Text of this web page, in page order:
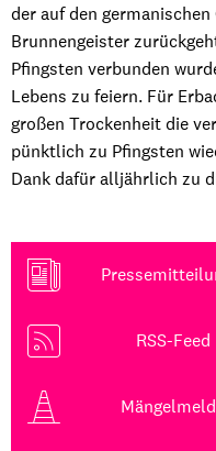
der auf den
Brunnengeister
Pfingsten verbunden
Lebens zu feiern. Für
großen Trockenheit die
pünktlich zu Pfingsten
Dank dafür alljährlich zu
RSS-Feed